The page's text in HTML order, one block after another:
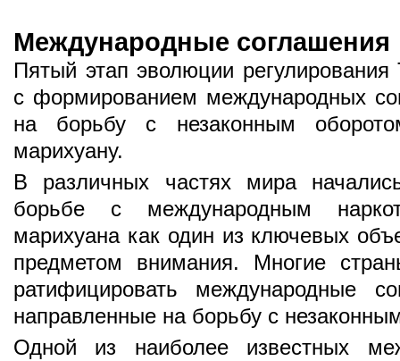
Международные соглашения
Пятый этап эволюции
с формированием международных
на борьбу с незаконным
марихуану.
В различных частях мира
борьбе с международным
марихуана как один из ключевых
предметом внимания. Многие
ратифицировать международные
направленные на борьбу с
Одной из наиболее известных